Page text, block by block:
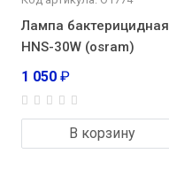
Лампа бактерицидная
HNS-30W (osram)
1 050 ₽
В корзину